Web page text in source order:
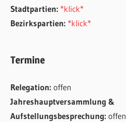
Stadtpartien: *klick*
Bezirkspartien: *klick*
Termine
Relegation:offen
Jahreshauptversammlung &
Aufstellungsbesprechung:offen